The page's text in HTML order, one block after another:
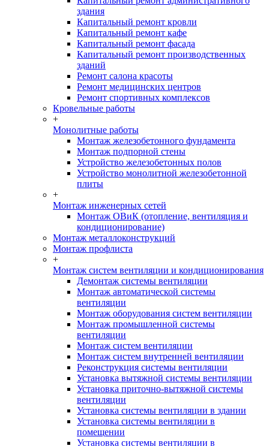
здания
Капитальный ремонт кровли
Капитальный ремонт кафе
Капитальный ремонт фасада
Капитальный ремонт производственных
зданий
Ремонт салона красоты
Ремонт медицинских центров
Ремонт спортивных комплексов
Кровельные работы
+
Монолитные работы
Монтаж железобетонного фундамента
Монтаж подпорной стены
Устройство железобетонных полов
Устройство монолитной железобетонной
плиты
+
Монтаж инженерных сетей
Монтаж ОВиК (отопление, вентиляция и
кондиционирование)
Монтаж металлоконструкций
Монтаж профлиста
+
Монтаж систем вентиляции и кондиционирования
Демонтаж системы вентиляции
Монтаж автоматической системы
вентиляции
Монтаж оборудования систем вентиляции
Монтаж промышленной системы
вентиляции
Монтаж систем вентиляции
Монтаж систем внутренней вентиляции
Реконструкция системы вентиляции
Установка вытяжной системы вентиляции
Установка приточно-вытяжной системы
вентиляции
Установка системы вентиляции в здании
Установка системы вентиляции в
помещении
Установка системы вентиляции в